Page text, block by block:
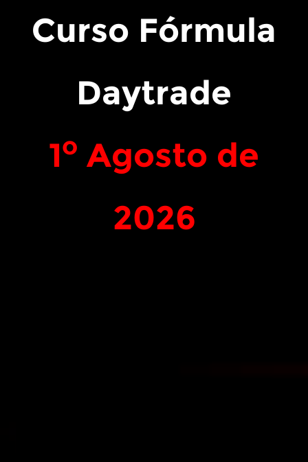
Curso Fórmula
Daytrade
1o Agosto de
2026
Sucedidos
Liberdade
Financeira